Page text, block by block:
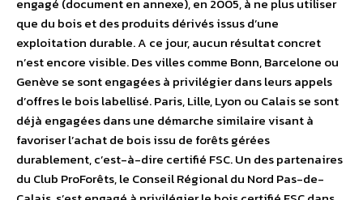
que du bois et des produits dérivés issus d’une
exploitation durable. A ce jour, aucun résultat concret
n’est encore visible. Des villes comme Bonn, Barcelone ou
Genève se sont engagées à privilégier dans leurs appels
d’offres le bois labellisé. Paris, Lille, Lyon ou Calais se sont
déjà engagées dans une démarche similaire visant à
favoriser l’achat de bois issu de forêts gérées
durablement, c’est-à-dire certifié FSC. Un des partenaires
du Club ProForêts, le Conseil Régional du Nord Pas-de-